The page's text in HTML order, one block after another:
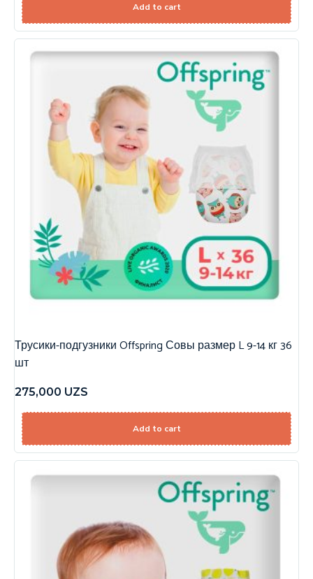
Add to cart
Трусики-подгузники Offspring Совы размер L 9-14 кг 36
шт
275,000 UZS
Add to cart